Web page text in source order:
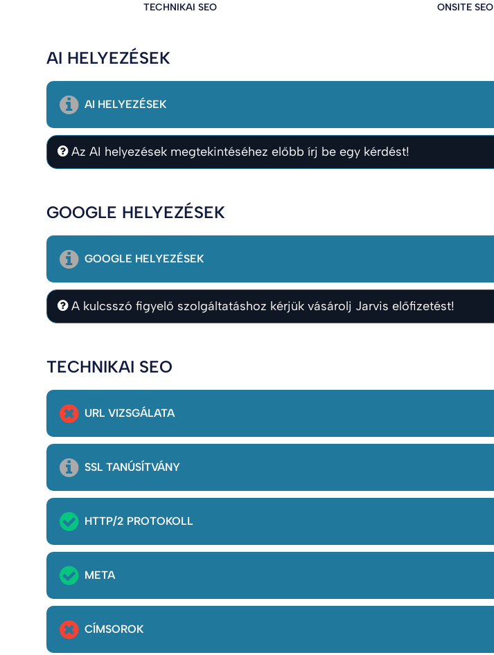
TECHNIKAI SEO ONSITE SEO
AI HELYEZÉSEK
AI HELYEZÉSEK
Az AI helyezések megtekintéséhez előbb írj be egy kérdést!
GOOGLE HELYEZÉSEK
GOOGLE HELYEZÉSEK
A kulcsszó figyelő szolgáltatáshoz kérjük vásárolj Jarvis előfizetést!
TECHNIKAI SEO
URL VIZSGÁLATA
SSL TANÚSÍTVÁNY
HTTP/2 PROTOKOLL
META
CÍMSOROK